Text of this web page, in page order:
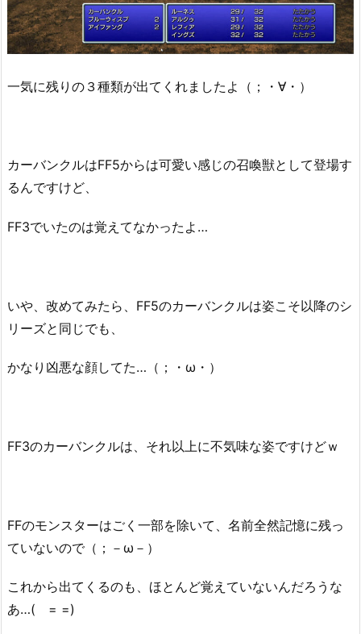
一気に残りの３種類が出てくれましたよ（；・∀・）
カーバンクルはFF5からは可愛い感じの召喚獣として登場す
るんですけど、
FF3でいたのは覚えてなかったよ…
いや、改めてみたら、FF5のカーバンクルは姿こそ以降のシ
リーズと同じでも、
かなり凶悪な顔してた…（；・ω・）
FF3のカーバンクルは、それ以上に不気味な姿ですけどｗ
FFのモンスターはごく一部を除いて、名前全然記憶に残っ
ていないので（；－ω－）
これから出てくるのも、ほとんど覚えていないんだろうな
あ…( = =)